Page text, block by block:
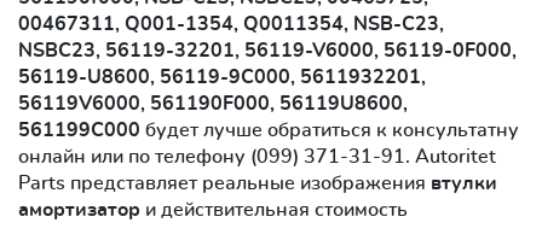
00467311, Q001-1354, Q0011354, NSB-C23,
NSBC23, 56119-32201, 56119-V6000, 56119-0F000,
56119-U8600, 56119-9C000, 5611932201,
56119V6000, 561190F000, 56119U8600,
561199C000 будет лучше обратиться к консультатну
онлайн или по телефону (099) 371-31-91. Autoritet
Parts представляет реальные изображения втулки
амортизатор и действительная стоимость